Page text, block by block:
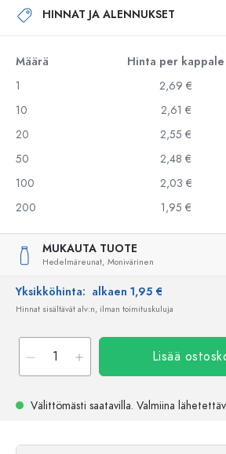
HINNAT JA ALENNUKSET
Määrä Hinta per kappale
1
2,69 €
10
2,61 €
20
2,55 €
50
2,48 €
100
2,03 €
200
1,95 €
MUKAUTA TUOTE
Hedelmäreunat, Monivärinen
Yksikköhinta: alkaen 1,95 €
Hinnat sisältävät alv:n, ilman toimituskuluja
Lisää
Välittömästi saatavilla. Valmiina